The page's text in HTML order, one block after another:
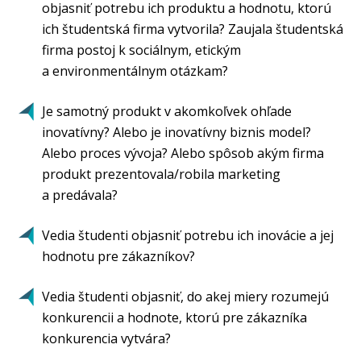
objasniť potrebu ich produktu a hodnotu, ktorú
ich študentská firma vytvorila? Zaujala študentská
firma postoj k sociálnym, etickým
a environmentálnym otázkam?
Je samotný produkt v akomkoľvek ohľade
inovatívny? Alebo je inovatívny biznis model?
Alebo proces vývoja? Alebo spôsob akým firma
produkt prezentovala/robila marketing
a predávala?
Vedia študenti objasniť potrebu ich inovácie a jej
hodnotu pre zákazníkov?
Vedia študenti objasniť, do akej miery rozumejú
konkurencii a hodnote, ktorú pre zákazníka
konkurencia vytvára?